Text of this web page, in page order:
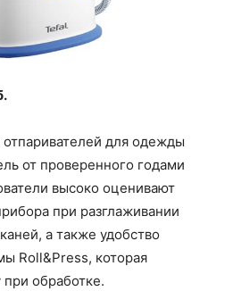
для одежды
от проверенного годами
высоко оценивают
при разглаживании
а также удобство
Roll&Press, которая
обработке.